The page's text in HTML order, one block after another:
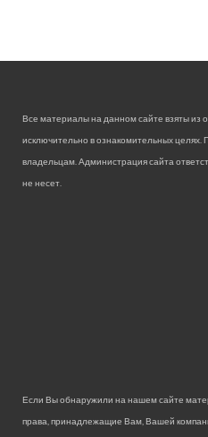
Все материалы на данном сайте взяты из
исключительно в ознакомительных
владельцам. Администрация сайта
не несет.
Если Вы обнаружили на нашем сайте
права, принадлежащие Вам, Вашей